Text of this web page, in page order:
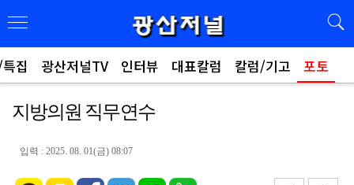
집 광산저널TV 인터뷰 대표칼럼 칼럼/기고 포토
지방의원 직무연수
입력 : 2025. 08. 01(금) 08:07